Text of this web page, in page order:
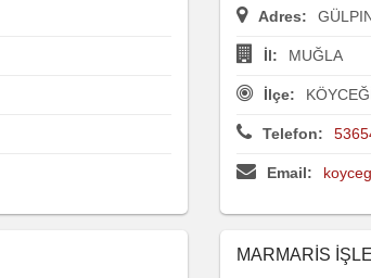
Adres:
İl: MUĞLA
İlçe:
Telefon:
Email:
MARMARİS